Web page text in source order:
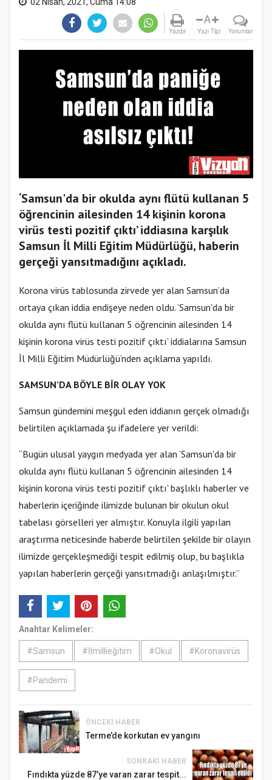
Yazdır
A
Yazı Tipi Yorumlar
‘Samsun'da bir okulda aynı flütü kullanan 5
öğrencinin ailesinden 14 kişinin korona
virüs testi pozitif çıktı’ iddiasına karşılık
Samsun İl Milli Eğitim Müdürlüğü, haberin
gerçeği yansıtmadığını açıkladı.
Korona virüs tablosunda zirvede yer alan Samsun’da
ortaya çıkan iddia endişeye neden oldu. ‘Samsun'da bir
okulda aynı flütü kullanan 5 öğrencinin ailesinden 14
kişinin korona virüs testi pozitif çıktı’ iddialarına Samsun
İl Milli Eğitim Müdürlüğü’nden açıklama yapıldı.
SAMSUN’DA BÖYLE BİR OLAY YOK
Samsun gündemini meşgul eden iddianın gerçek olmadığı
belirtilen açıklamada şu ifadelere yer verildi:
“Bugün ulusal yaygın medyada yer alan ‘Samsun'da bir
okulda aynı flütü kullanan 5 öğrencinin ailesinden 14
kişinin korona virüs testi pozitif çıktı' başlıklı haberler ve
haberlerin içeriğinde ilimizde bulunan bir okulun okul
tabelası görselleri yer almıştır. Konuyla ilgili yapılan
araştırma neticesinde haberde belirtilen şekilde bir olayın
ilimizde gerçekleşmediği tespit edilmiş olup, bu başlıkla
yapılan haberlerin gerçeği yansıtmadığı anlaşılmıştır.”
Anahtar Kelimeler:
#Samsun #İlmillieğitim #Okul #Koronavirüs
#Pandemi
ÖNCEKI HABER
Terme’de korkutan ev yangını
SONRAKI HABER
Fındıkta yüzde 87’ye varan zarar tespit...